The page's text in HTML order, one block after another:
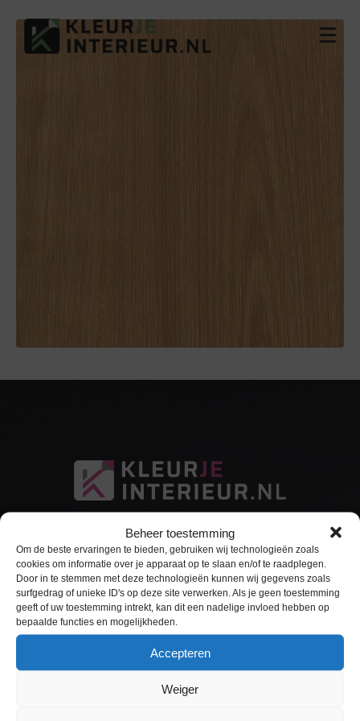
Beheer toestemming
Om de beste ervaringen te bieden, gebruiken wij technologieën zoals
cookies om informatie over je apparaat op te slaan en/of te raadplegen.
Door in te stemmen met deze technologieën kunnen wij gegevens zoals
surfgedrag of unieke ID's op deze site verwerken. Als je geen toestemming
geeft of uw toestemming intrekt, kan dit een nadelige invloed hebben op
bepaalde functies en mogelijkheden.
Accepteren
Weiger
Sitemap
Home
Interieurfolie